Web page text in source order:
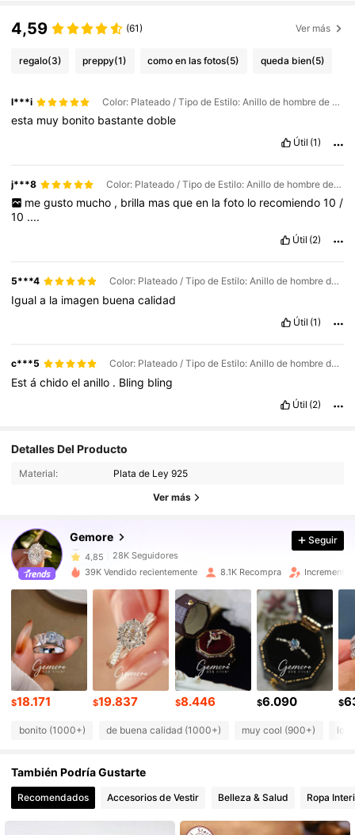
4,59 (61) Ver más
regalo(3) preppy(1) como en las fotos(5) queda bien(5)
l***i Color: Plateado / Tipo de Estilo: Anillo de hombre de moissanita con diamantes completos-1.0c / Talla: 12
esta muy bonito bastantedoble
Útil (1)
j***8 Color: Plateado / Tipo de Estilo: Anillo de hombre de moissanita con diamantes completos-1.0c / Talla: 9
me gusto mucho , brilla mas que en la foto lo recomiendo 10 /
10 ....
Útil (2)
5***4 Color: Plateado / Tipo de Estilo: Anillo de hombre de moissanita con diamantes completos-1.0c / Talla: 8
Iguala la imagen buenacalidad
Útil (1)
c***5 Color: Plateado / Tipo de Estilo: Anillo de hombre de moissanita con diamantes completos-1.0c / Talla: 8
Estáchidoelanillo . Bling bling
Útil (2)
Detalles Del Producto
Material: Plata de Ley 925
Ver más
Gemore
4,85 28K Seguidores
28K Seguidores
4,85 28K Seguidores
4,85 28K Seguidores
28K Seguidores
4,85 28K Seguidores
4,85 28K Seguidores
Seguir
39K Vendido recientemente 8.1K Recompra Incremento
$18.171 $19.837 $8.446 $6.090 $
bonito (1000+) de buena calidad (1000+) muy cool (900+) lo
También Podría Gustarte
Recomendados Accesorios de Vestir Belleza & Salud Ropa